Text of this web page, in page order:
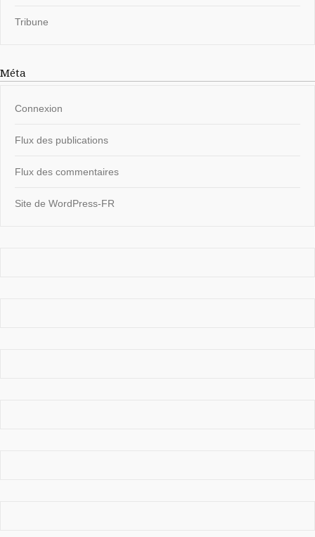
Tribune
Méta
Connexion
Flux des publications
Flux des commentaires
Site de WordPress-FR